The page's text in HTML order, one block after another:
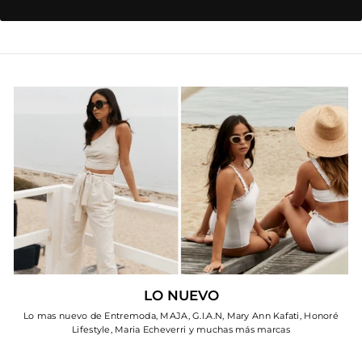
LO NUEVO
Lo mas nuevo de Entremoda, MAJA, G.I.A.N, Mary Ann Kafati, Honoré
Lifestyle, Maria Echeverri y muchas más marcas